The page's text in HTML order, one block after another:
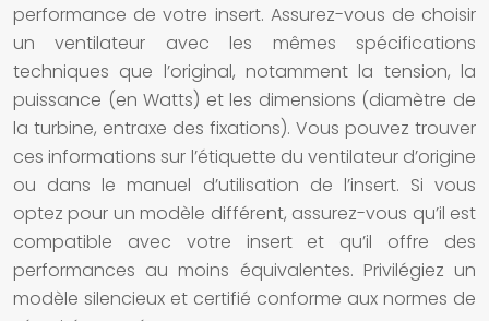
performance de votre insert. Assurez-vous de choisir
un ventilateur avec les mêmes spécifications
techniques que l’original, notamment la tension, la
puissance (en Watts) et les dimensions (diamètre de
la turbine, entraxe des fixations). Vous pouvez trouver
ces informations sur l’étiquette du ventilateur d’origine
ou dans le manuel d’utilisation de l’insert. Si vous
optez pour un modèle différent, assurez-vous qu’il est
compatible avec votre insert et qu’il offre des
performances au moins équivalentes. Privilégiez un
modèle silencieux et certifié conforme aux normes de